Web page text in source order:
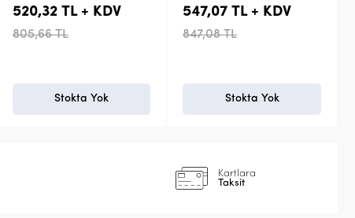
547,07 TL + KDV
847,08 TL
Stokta Yok
178,25 TL + KDV
276,00 TL
Stokta Yok
Kartlara
Taksit